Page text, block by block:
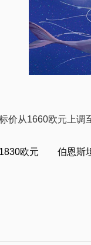
价从1660欧元上调
1830欧元 伯恩斯